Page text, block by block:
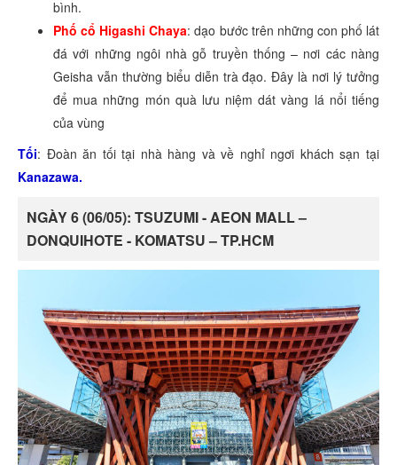
bình.
Phố cổ Higashi Chaya: dạo bước trên những con phố lát
đá với những ngôi nhà gỗ truyền thống – nơi các nàng
Geisha vẫn thường biểu diễn trà đạo. Đây là nơi lý tưởng
để mua những món quà lưu niệm dát vàng lá nổi tiếng
của vùng
Tối: Đoàn ăn tối tại nhà hàng và về nghỉ ngơi khách sạn tại
Kanazawa.
NGÀY 6 (06/05): TSUZUMI - AEON MALL –
DONQUIHOTE - KOMATSU – TP.HCM